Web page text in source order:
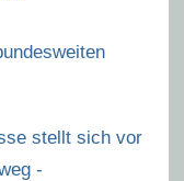
stellt sich vor
-